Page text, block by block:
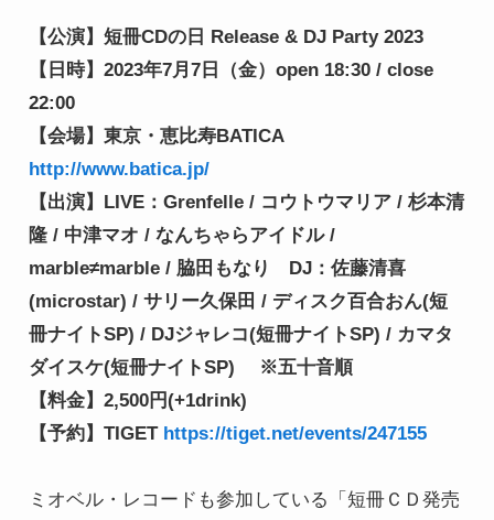
【公演】短冊CDの日 Release & DJ Party 2023
【日時】2023年7月7日（金）open 18:30 / close
22:00
【会場】東京・恵比寿BATICA
http://www.batica.jp/
【出演】LIVE：Grenfelle / コウトウマリア / 杉本清
隆 / 中津マオ / なんちゃらアイドル /
marble≠marble / 脇田もなり　DJ：佐藤清喜
(microstar) / サリー久保田 / ディスク百合おん(短
冊ナイトSP) / DJジャレコ(短冊ナイトSP) / カマタ
ダイスケ(短冊ナイトSP) 　※五十音順
【料金】2,500円(+1drink)
【予約】TIGET https://tiget.net/events/247155
ミオベル・レコードも参加している「短冊ＣＤ発売